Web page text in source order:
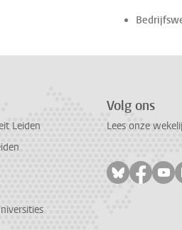
Leiden
Volg ons
Lees onze
Volg ons
Volg